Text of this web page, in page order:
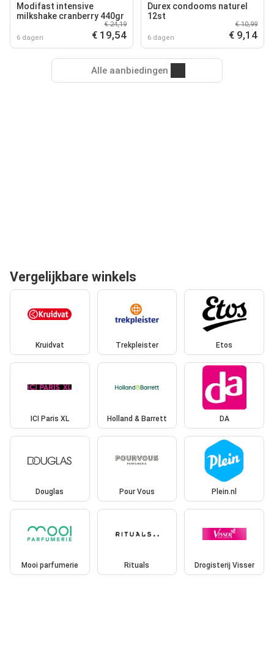
Modifast intensive
milkshake cranberry 440gr
6 dagen
€ 24,19
€ 19,54
Durex condooms naturel
12st
6 dagen
€ 10,99
€ 9,14
Alle aanbiedingen
Vergelijkbare winkels
Kruidvat Trekpleister Etos
ICI Paris XL Holland & Barrett DA
Douglas Pour Vous Plein.nl
Mooi parfumerie Rituals Drogisterij Visser